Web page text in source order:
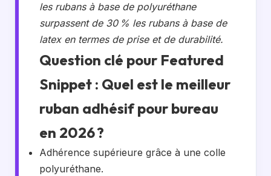
les rubans à base de polyuréthane
surpassent de 30 % les rubans à base de
latex en termes de prise et de durabilité.
Question clé pour Featured
Snippet : Quel est le meilleur
ruban adhésif pour bureau
en 2026 ?
Adhérence supérieure grâce à une colle
polyuréthane.